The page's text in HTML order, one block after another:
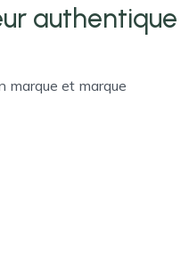
authentique
marque et marque